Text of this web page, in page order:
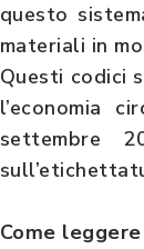
questo
materiali in
Questi codici
l’economia
settembre
Come